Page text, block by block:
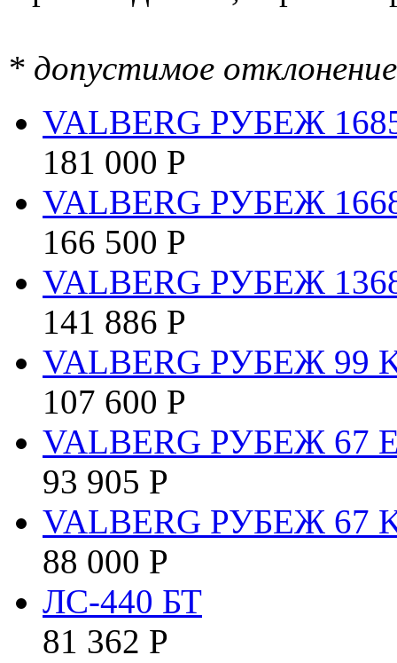
* допустимое
VALBERG РУБЕЖ
181 000 Р
VALBERG РУБЕЖ
166 500 Р
VALBERG РУБЕЖ
141 886 Р
VALBERG РУБЕЖ 99
107 600 Р
VALBERG РУБЕЖ 67
93 905 Р
VALBERG РУБЕЖ 67
88 000 Р
ЛС-440 БТ
81 362 Р